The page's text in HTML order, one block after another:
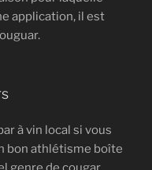
application, il est
à vin local si vous
bon athlétisme boîte